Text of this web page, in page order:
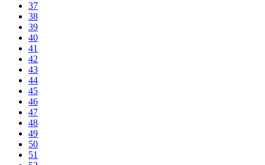
37
38
39
40
41
42
43
44
45
46
47
48
49
50
51